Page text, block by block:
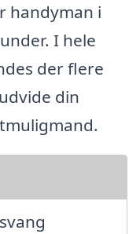
handyman i
I hele
der flere
din